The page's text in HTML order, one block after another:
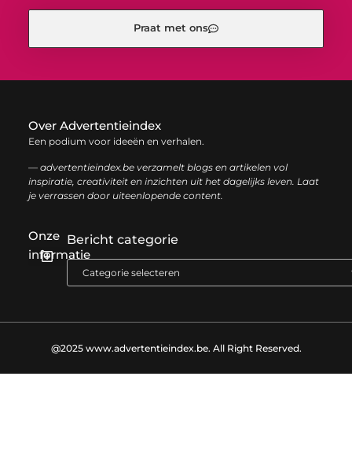
Praat met ons
Over Advertentieindex
Een podium voor ideeën en verhalen.
— advertentieindex.be verzamelt blogs en artikelen vol
inspiratie, creativiteit en inzichten uit het dagelijks leven. Laat
je verrassen door uiteenlopende content.
Onze
informatie
Bericht categorie
@2025 www.advertentieindex.be. All Right Reserved.​